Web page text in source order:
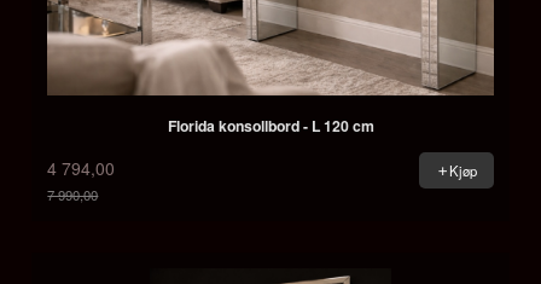
Florida konsollbord - L 120 cm
4 794,00
7 990,00
Kjøp